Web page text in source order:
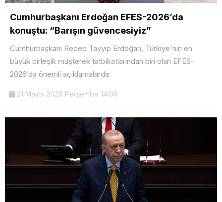
Cumhurbaşkanı Erdoğan EFES-2026’da
konuştu: “Barışın güvencesiyiz”
Cumhurbaşkanı Recep Tayyip Erdoğan, Türkiye'nin en
büyük birleşik müşterek tatbikatlarından biri olan EFES-
2026’da önemli açıklamalarda
21 Mayıs 2026 Perşembe 14:09